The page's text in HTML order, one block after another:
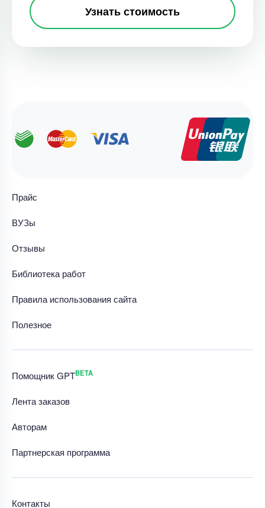
Узнать стоимость
Прайс
ВУЗы
Отзывы
Библиотека работ
Правила использования сайта
Полезное
Помощник GPTBETA
Лента заказов
Авторам
Партнерская программа
Контакты